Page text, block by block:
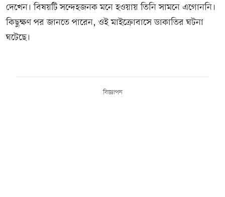
দেখেন। বিষয়টি সন্দেহজনক মনে হওয়ায় তিনি সামনে এগোননি।
কিছুক্ষণ পর জানতে পারেন, ওই মাইক্রোবাসে ডাকাতির ঘটনা
ঘটেছে।
বিজ্ঞাপন